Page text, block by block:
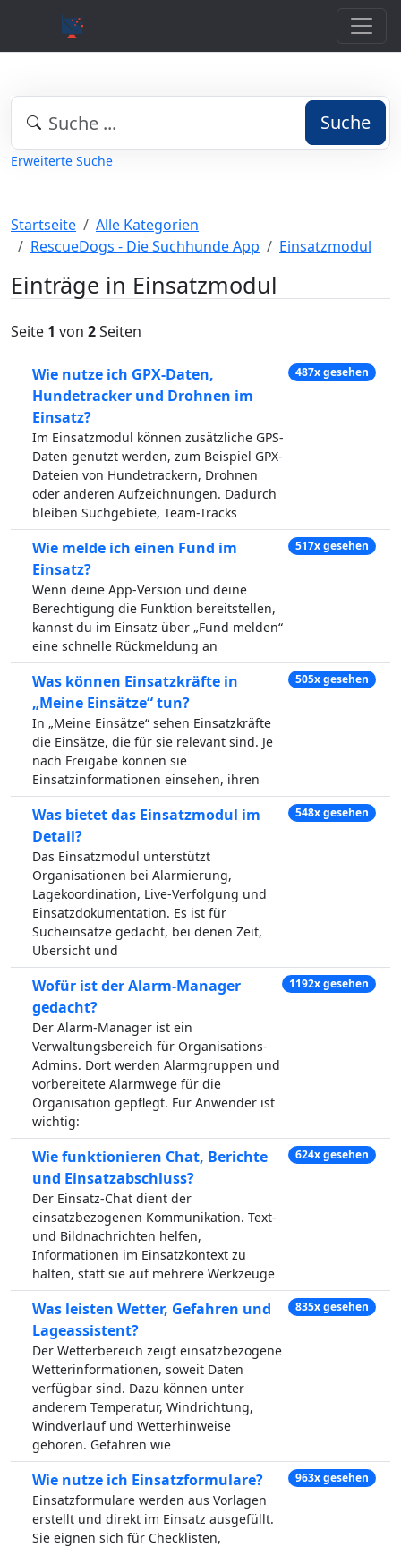
Suche
Erweiterte Suche
Startseite
Alle Kategorien
RescueDogs - Die Suchhunde App
Einsatzmodul
Einträge in Einsatzmodul
Seite 1 von 2Seiten
Wie nutze ich GPX-Daten,
Hundetracker und Drohnen im
Einsatz?
Im Einsatzmodul können zusätzliche GPS-
Daten genutzt werden, zum Beispiel GPX-
Dateien von Hundetrackern, Drohnen
oder anderen Aufzeichnungen. Dadurch
bleiben Suchgebiete, Team-Tracks
487x gesehen
Wie melde ich einen Fund im
Einsatz?
Wenn deine App-Version und deine
Berechtigung die Funktion bereitstellen,
kannst du im Einsatz über „Fund melden“
eine schnelle Rückmeldung an
517x gesehen
Was können Einsatzkräfte in
„Meine Einsätze“ tun?
In „Meine Einsätze“ sehen Einsatzkräfte
die Einsätze, die für sie relevant sind. Je
nach Freigabe können sie
Einsatzinformationen einsehen, ihren
505x gesehen
Was bietet das Einsatzmodul im
Detail?
Das Einsatzmodul unterstützt
Organisationen bei Alarmierung,
Lagekoordination, Live-Verfolgung und
Einsatzdokumentation. Es ist für
Sucheinsätze gedacht, bei denen Zeit,
Übersicht und
548x gesehen
Wofür ist der Alarm-Manager
gedacht?
Der Alarm-Manager ist ein
Verwaltungsbereich für Organisations-
Admins. Dort werden Alarmgruppen und
vorbereitete Alarmwege für die
Organisation gepflegt. Für Anwender ist
wichtig:
1192x gesehen
Wie funktionieren Chat, Berichte
und Einsatzabschluss?
Der Einsatz-Chat dient der
einsatzbezogenen Kommunikation. Text-
und Bildnachrichten helfen,
Informationen im Einsatzkontext zu
halten, statt sie auf mehrere Werkzeuge
624x gesehen
Was leisten Wetter, Gefahren und
Lageassistent?
Der Wetterbereich zeigt einsatzbezogene
Wetterinformationen, soweit Daten
verfügbar sind. Dazu können unter
anderem Temperatur, Windrichtung,
Windverlauf und Wetterhinweise
gehören. Gefahren wie
835x gesehen
Wie nutze ich Einsatzformulare?
Einsatzformulare werden aus Vorlagen
erstellt und direkt im Einsatz ausgefüllt.
Sie eignen sich für Checklisten,
963x gesehen